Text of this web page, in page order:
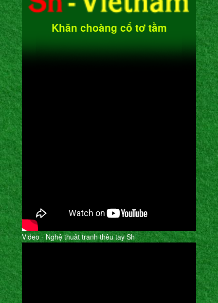
Khăn choàng cổ tơ tằm
Video - Nghệ thuât tranh thêu tay Sh